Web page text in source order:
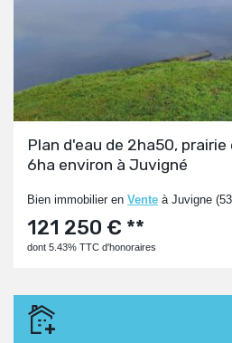
Plan d'eau de 2ha50,
6ha environ à Juvigné
Bien immobilier en Vente à Juvigne
121 250 € **
dont 5.43% TTC d'honoraires